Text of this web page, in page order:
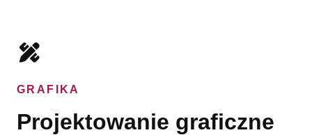
GRAFIKA
Projektowanie graficzne